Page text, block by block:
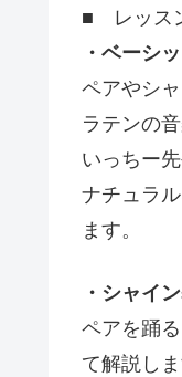
■ レッス
・ベーシッ
ペアやシ
ラテンの
いっちー
ナチュラ
ます。
・シャイ
ペアを踊
て解説しま